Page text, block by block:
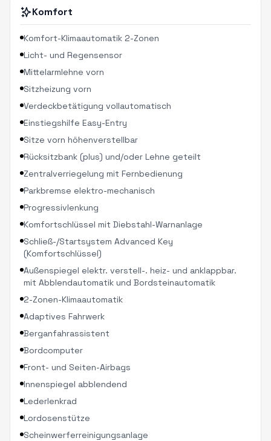
Komfort
Komfort-Klimaautomatik 2-Zonen
Licht- und Regensensor
Mittelarmlehne vorn
Sitzheizung vorn
Verdeckbetätigung vollautomatisch
Einstiegshilfe Easy-Entry
Sitze vorn höhenverstellbar
Rücksitzbank (plus) und/oder Lehne geteilt
Zentralverriegelung mit Fernbedienung
Parkbremse elektro-mechanisch
Progressivlenkung
Komfortschlüssel mit Diebstahl-Warnanlage
Schließ-/Startsystem Advanced Key
(Komfortschlüssel)
Außenspiegel elektr. verstell-. heiz- und anklappbar.
mit Abblendautomatik und Bordsteinautomatik
2-Zonen-Klimaautomatik
Adaptives Fahrwerk
Berganfahrassistent
Bordcomputer
Front- und Seiten-Airbags
Innenspiegel abblendend
Lederlenkrad
Lordosenstütze
Scheinwerferreinigungsanlage